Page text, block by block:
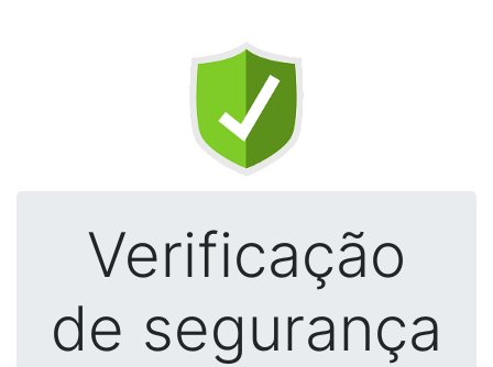
Verificação
de segurança